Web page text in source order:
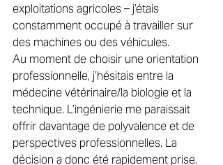
exploitations agricoles – j’étais
constamment occupé à travailler sur
des machines ou des véhicules.
Au moment de choisir une orientation
professionnelle, j’hésitais entre la
médecine vétérinaire/la biologie et la
technique. L’ingénierie me paraissait
offrir davantage de polyvalence et de
perspectives professionnelles. La
décision a donc été rapidement prise.